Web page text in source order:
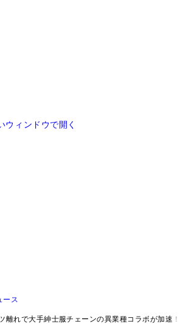
ウィンドウで開く
ース
離れで大手紳士服チェーンの異業種コラボが加速！